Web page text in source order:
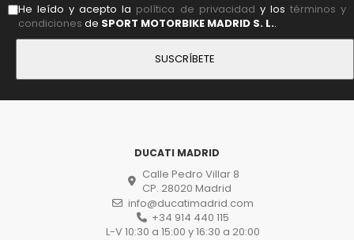
He leído y acepto la política de privacidad y lostérminos y
condiciones de SPORT MOTORBIKE MADRID S. L..
DUCATI MADRID
Calle Pedro Villar 8
CP. 28020 Madrid
info@ducatimadrid.com
+34 914 440 115
L-V 10:30 a 15:00 y 16:30 a 20:00